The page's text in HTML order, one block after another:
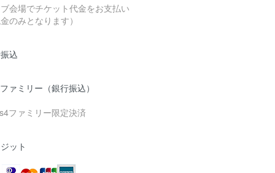
会場でチケット代金をお支払い
金のみとなります）
込
ァミリー（銀行振込）
ファミリー限定決済
ット